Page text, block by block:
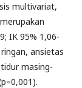
multivariat,
IK 95% 1,06-
ansietas
masing-